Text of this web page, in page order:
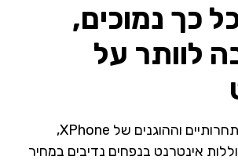
כך נמוכים,
לוותר על
בזכות המחירים התחרותיים וההוגנים של XPhone,
אינטרנט בנפחים נדיבים במחיר